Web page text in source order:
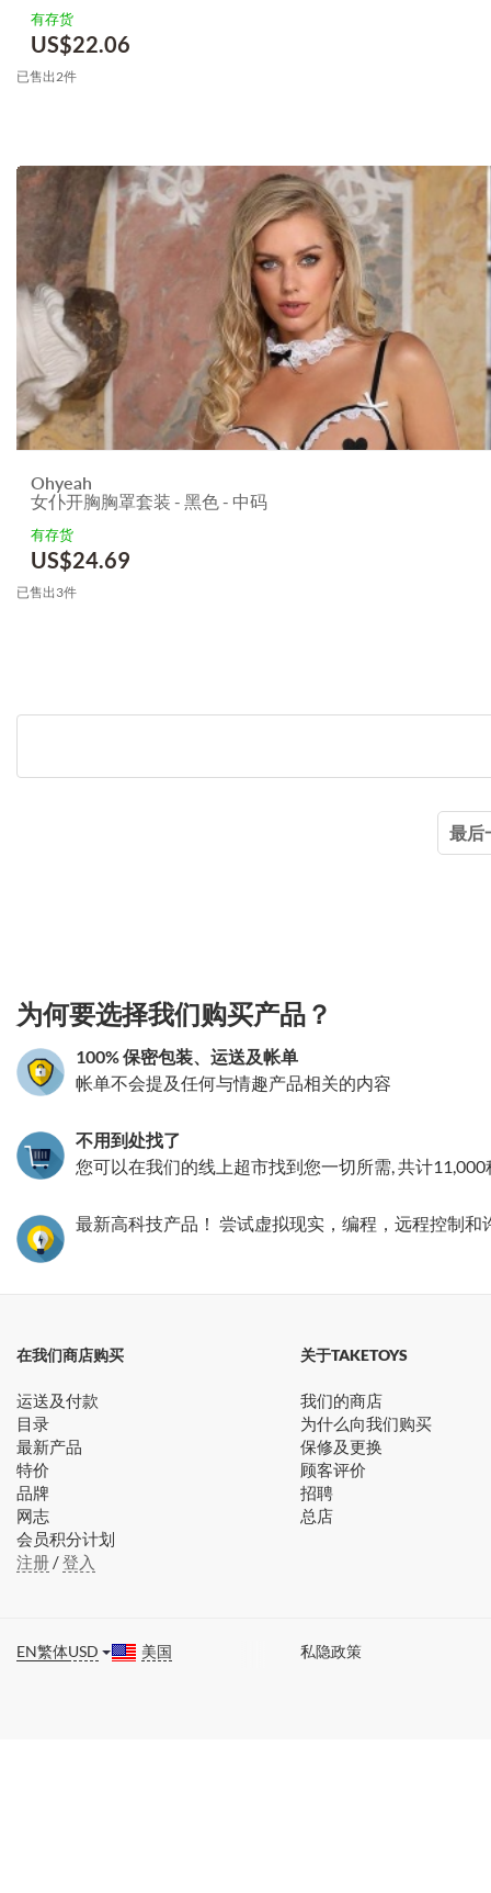
有存货
US$22.06
已售出2件
Ohyeah
女仆开胸胸罩套装 - 黑色 - 中码
有存货
US$24.69
已售出3件
最后
为何要选择我们购买产品？
100% 保密包装、运送及帐单
帐单不会提及任何与情趣产品相关的内容
不用到处找了
您可以在我们的线上超市找到您一切所需, 共计11,000
最新高科技产品！ 尝试虚拟现实，编程，远程控制
在我们商店购买
运送及付款
目录
最新产品
特价
品牌
网志
会员积分计划
注册/登入
关于TAKETOYS
我们的商店
为什么向我们购买
保修及更换
顾客评价
招聘
总店
EN繁体USD 美国 私隐政策